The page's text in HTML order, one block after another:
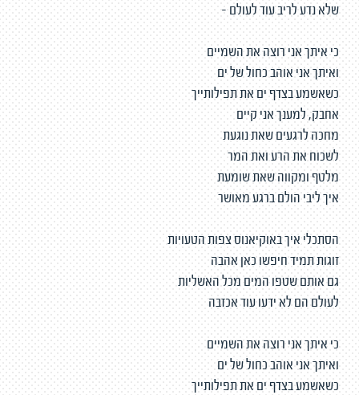
שלא נדע לריב עוד לעולם -
כי איתך אני רוצה את השמיים
ואיתך אני אוהב כחול של ים
כשאשמע בצדף ים את תפילותייך
אחבק, למענך אני קיים
מחכה לרגעים שאת נוגעת
לשכוח את הרע ואת המר
מלטף ומקווה שאת שומעת
איך ליבי הולם ברגע מאושר
הסתכלי איך באוקיאנוס צפות הטעויות
זוגות תמיד חיפשו כאן אהבה
גם אותם שטפו המים מכל האשליות
לעולם הם לא ידעו עוד אכזבה
כי איתך אני רוצה את השמיים
ואיתך אני אוהב כחול של ים
כשאשמע בצדף ים את תפילותייך